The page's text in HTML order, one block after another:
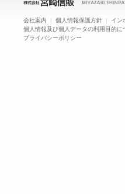
会社案内 | 個人情報保護方針 | イン
個人情報及び個人データの利用目的に
プライバシーポリシー